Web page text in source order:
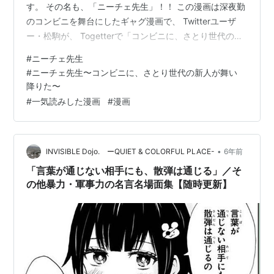
す。 その名も、「ニーチェ先生」！！ この漫画は深夜勤
のコンビニを舞台にしたギャグ漫画で、 Twitterユーザ
ー・松駒が、 Togetterで「コンビニに、さとり世代の新
を纏めたのが始まりです。 ストーリー 深夜のコンビニで
バイトをしながら就職活動をしている松駒くん。 そんな
日から「お客様は神様だろう！？」と怒鳴るお客様に対
し、「神はいない」と回答。 ゆとり世代ならぬさとり世
#ニーチェ先生
#ニーチェ先生〜コンビニに、さとり世代の新人が舞い
降りた〜
#一気読みした漫画 #漫画
INVISIBLE Dojo. ーQUIET & COLORFUL PLACE- • 6年前
「言葉が通じない相手にも、散弾は通じる」／そ
の他暴力・軍事力の名言名場面集【随時更新】